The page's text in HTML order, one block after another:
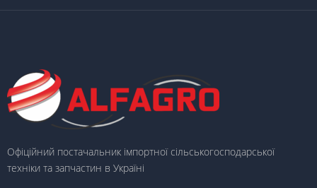
Офіційний постачальник імпортної сільськогосподарської
техніки та запчастин в Україні